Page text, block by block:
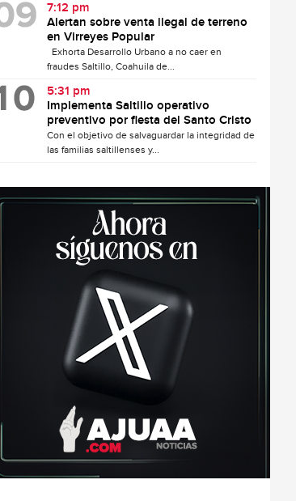
7:12 pm
Alertan sobre venta ilegal de terreno
en Virreyes Popular
Exhorta Desarrollo Urbano a no caer en
fraudes Saltillo, Coahuila de...
5:31 pm
Implementa Saltillo operativo
preventivo por fiesta del Santo Cristo
Con el objetivo de salvaguardar la integridad de
las familias saltillenses y...